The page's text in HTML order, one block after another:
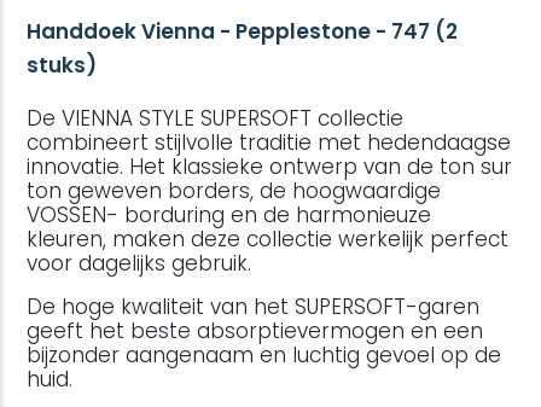
Handdoek Vienna - Pepplestone - 747 (2
stuks)
De VIENNA STYLE SUPERSOFT collectie
combineert stijlvolle traditie met hedendaagse
innovatie. Het klassieke ontwerp van de ton sur
ton geweven borders, de hoogwaardige
VOSSEN- borduring en de harmonieuze
kleuren, maken deze collectie werkelijk perfect
voor dagelijks gebruik.
De hoge kwaliteit van het SUPERSOFT-garen
geeft het beste absorptievermogen en een
bijzonder aangenaam en luchtig gevoel op de
huid.